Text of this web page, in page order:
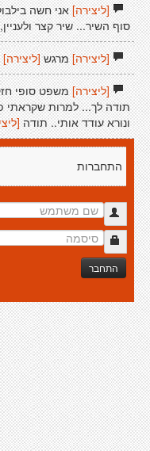
[ליצירה]אני חשה
סוף השיר... שיר קצר
[ליצירה]מרגש [ליצירה]
[ליצירה]משפט סופי
תודה לך... למרות שקראתי
ונורא עודד אותי.. תודה
התחברות
התחבר